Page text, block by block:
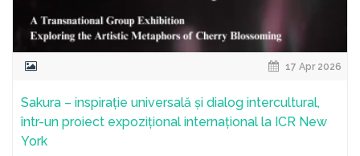
17 Apr 2026
Sakura – inspirație universală și dialog intercultural,
într-un proiect expozițional internațional la ICR New
York